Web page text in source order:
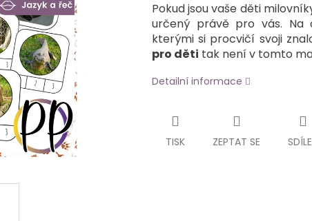
Pokud jsou vaše děti
určený právě pro vás. Na
kterými si procvičí svoji
pro děti tak není v tomto
Detailní informace
TISK ZEPTAT SE